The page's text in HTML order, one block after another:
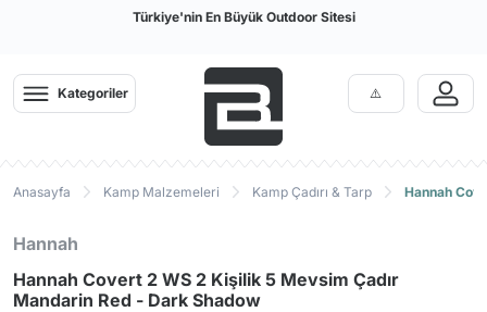
Türkiye'nin En Büyük Outdoor Sitesi
Kategoriler
Anasayfa Kamp Malzemeleri Kamp Çadırı & Tarp Hannah
Hannah
Hannah Covert 2 WS 2 Kişilik 5 Mevsim Çadır
Mandarin Red - Dark Shadow